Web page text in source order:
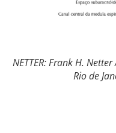
NETTER: Frank H.
Rio de